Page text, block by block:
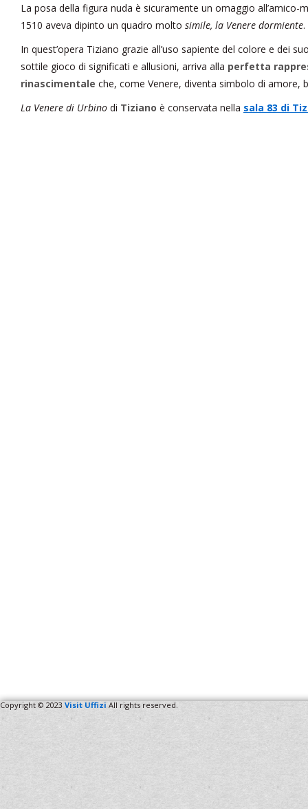
La posa della figura nuda è sicuramente un omaggio all’amico-
1510 aveva dipinto un quadro molto simile, la Venere dormiente.
In quest’opera Tiziano grazie all’uso sapiente del colore e dei
sottile gioco di significati e allusioni, arriva alla perfetta
rinascimentale che, come Venere, diventa simbolo di amore,
La Venere di Urbino di Tiziano è conservata nella sala 83 di
Copyright © 2023 Visit Uffizi All rights reserved.